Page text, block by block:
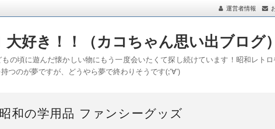
運営者情報
大好き！！（カコちゃん思い出ブログ）
の頃に遊んだ懐かしい物にもう一度会いたくて探し続けています！昭和レト
つのが夢ですが、どうやら夢で終わりそうです(;'∀')
昭和の学用品 ファンシーグッズ